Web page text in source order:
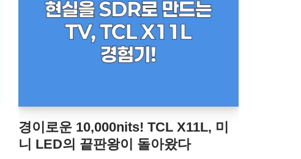
경이로운 10,000nits! TCL X11L, 미
니 LED의 끝판왕이 돌아왔다